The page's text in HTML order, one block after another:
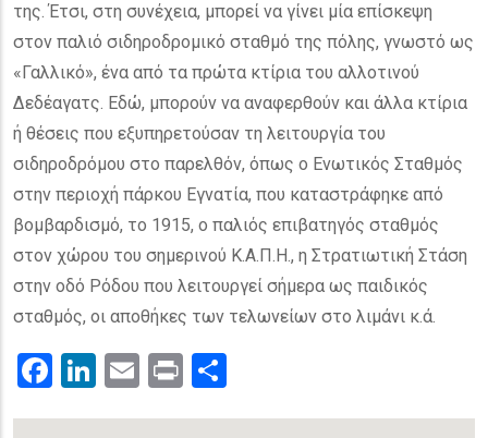
της. Έτσι, στη συνέχεια, μπορεί να γίνει μία επίσκεψη
στον παλιό σιδηροδρομικό σταθμό της πόλης, γνωστό ως
«Γαλλικό», ένα από τα πρώτα κτίρια του αλλοτινού
Δεδέαγατς. Εδώ, μπορούν να αναφερθούν και άλλα κτίρια
ή θέσεις που εξυπηρετούσαν τη λειτουργία του
σιδηροδρόμου στο παρελθόν, όπως ο Ενωτικός Σταθμός
στην περιοχή πάρκου Εγνατία, που καταστράφηκε από
βομβαρδισμό, το 1915, ο παλιός επιβατηγός σταθμός
στον χώρου του σημερινού Κ.Α.Π.Η., η Στρατιωτική Στάση
στην οδό Ρόδου που λειτουργεί σήμερα ως παιδικός
σταθμός, οι αποθήκες των τελωνείων στο λιμάνι κ.ά.
Facebook
LinkedIn
Email
Print